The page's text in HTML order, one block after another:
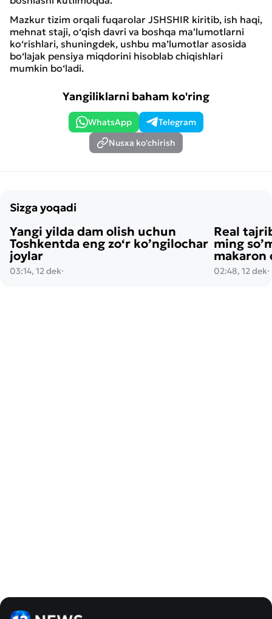
Mazkur tizim orqali fuqarolar JSHSHIR kiritib, ish haqi,
mehnat staji, o‘qish davri va boshqa ma’lumotlarni
ko‘rishlari, shuningdek, ushbu ma’lumotlar asosida
bo‘lajak pensiya miqdorini hisoblab chiqishlari
mumkin bo‘ladi.
Yangiliklarni baham ko'ring
WhatsApp
Telegram
Nusxa ko'chirish
Sizga yoqadi
Yangi yilda dam olish uchun
Toshkentda eng zo‘r ko’ngilochar
joylar
03:14, 12 dek·
Real
ming
makaron
02:48, 12 dek·